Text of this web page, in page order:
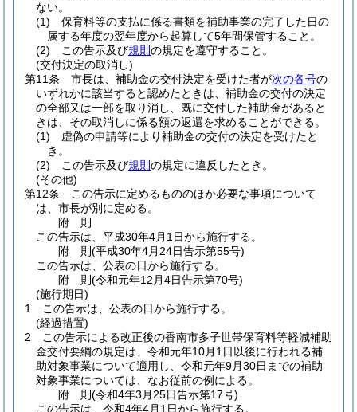
ない。
(1)
保育料等の支払に係る書類を補助事業の完了した日の
属する年度の翌年度から起算して5年間保管すること。
(2)
この告示及び規則 の規定を遵守すること。
(交付決定の取消し)
第11条
市長は、補助金の交付決定を受けた者が次の各号の
いずれかに該当すると認めたときは、補助金の交付の決定
の全部又は一部を取り消し、既に交付した補助金があると
きは、その取消しに係る額の返還を求めることができる。
(1)
虚偽の申請等により補助金の交付の決定を受けたと
き。
(2)
この告示及び規則 の規定に違反したとき。
(その他)
第12条
この告示に定めるもののほか必要な事項について
は、市長が別に定める。
附 則
この告示は、平成30年4月1日から施行する。
附 則(平成30年4月24日告示第55号)
この告示は、公表の日から施行する。
附 則(令和元年12月4日告示第70号)
(施行期日)
1
この告示は、公表の日から施行する。
(経過措置)
2
この告示による改正後の香南市多子世帯保育料等軽減補助
金交付要綱の規定は、令和元年10月1日以後に行われる補
助対象事業について適用し、令和元年9月30日までの補助
対象事業については、なお従前の例による。
附 則(令和4年3月25日告示第17号)
この告示は、令和4年4月1日から施行する。